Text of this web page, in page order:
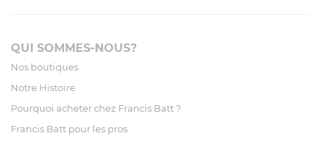
QUI SOMMES-NOUS?
Nos boutiques
Notre Histoire
Pourquoi acheter chez Francis Batt ?
Francis Batt pour les pros